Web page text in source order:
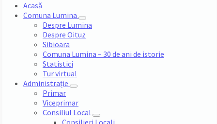
Acasă
Comuna Lumina
Despre Lumina
Despre Oituz
Sibioara
Comuna Lumina – 30 de ani de istorie
Statistici
Tur virtual
Administrație
Primar
Viceprimar
Consiliul Local